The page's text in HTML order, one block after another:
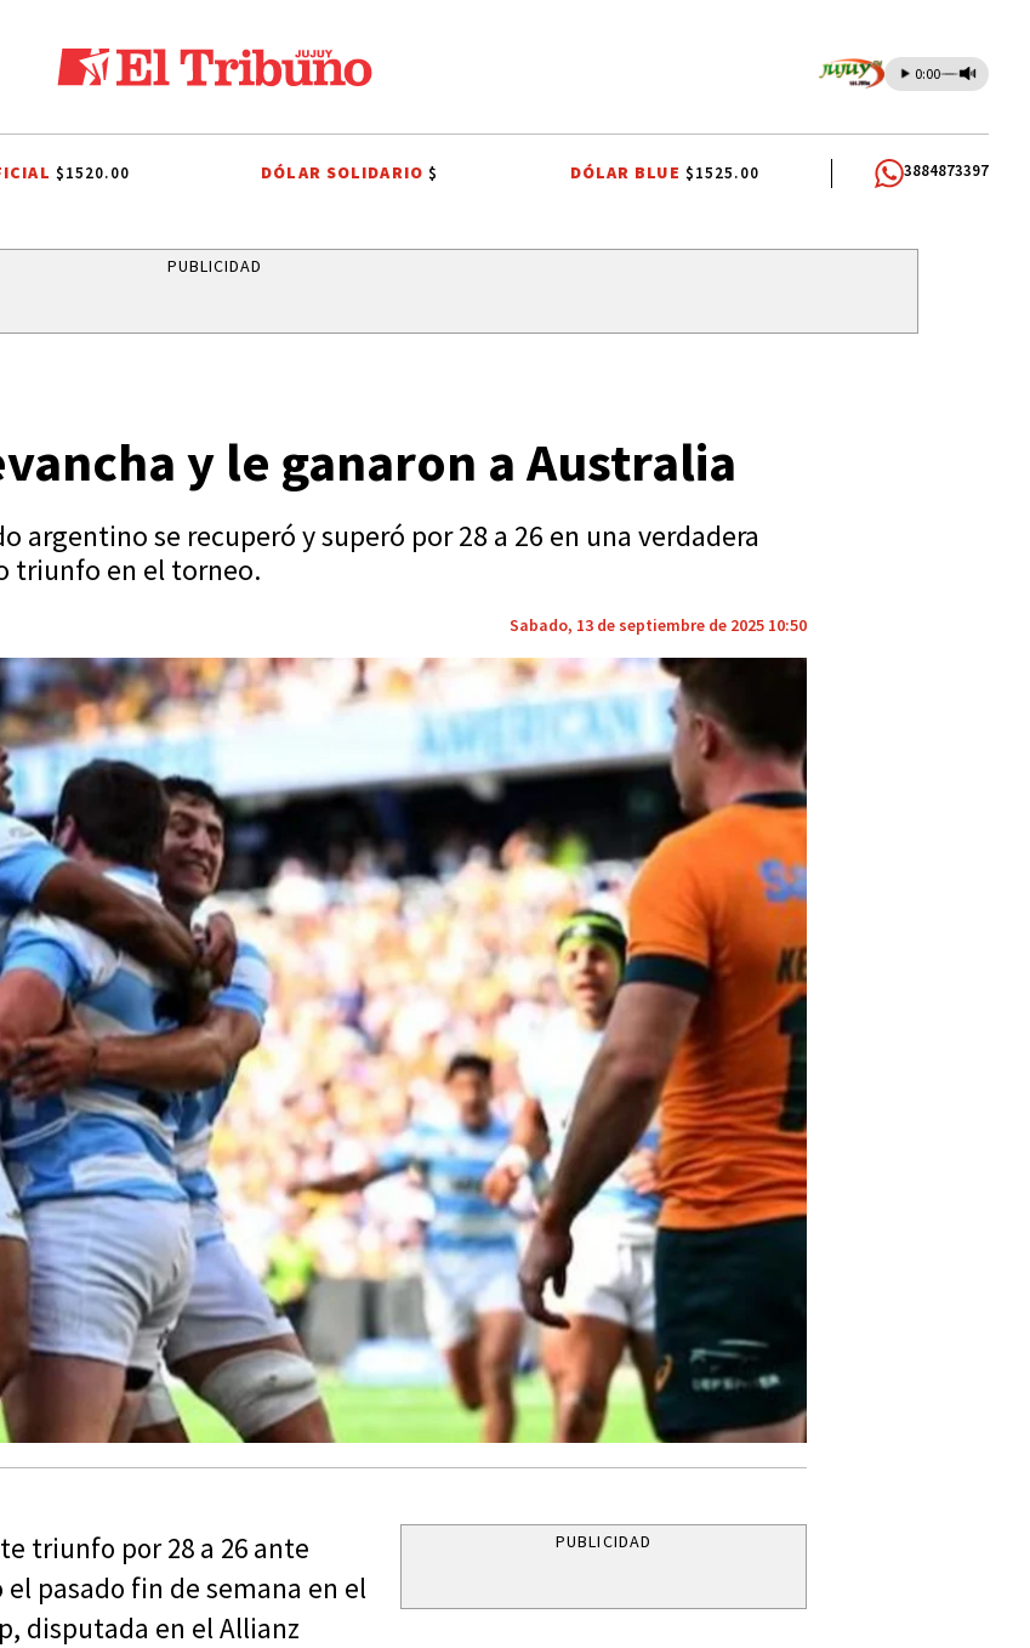
0:00
LA QUIACA HUMAHUACA EL TIEMPO EN JUJUY RUTAS DE JUJUY QUEEN CORTE DE AGUA JAPÓN
$1520.00 DÓLAR SOLIDARIO$ DÓLAR BLUE $1525.00 3884873397
PUBLICIDAD
y le ganaron a Australia
argentino se recuperó y superó por 28 a 26 en una verdadera
triunfo en el torneo.
Sabado, 13 de septiembre de 2025 10:50
triunfo por 28 a 26 ante
pasado fin de semana en el
disputada en el Allianz
PUBLICIDAD